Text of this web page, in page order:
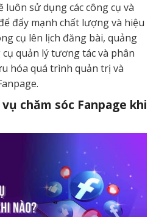
luôn sử dụng các công cụ và
đẩy mạnh chất lượng và hiệu
cụ lên lịch đăng bài, quảng
cụ quản lý tương tác và phân
hóa quá trình quản trị và
chăm sóc Fanpage khi